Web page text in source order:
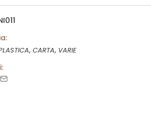
, CARTA, VARIE